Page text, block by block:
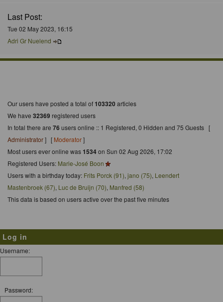
Last Post:
Tue 02 May 2023, 16:15
Adri Gr Nuelend
Our users have posted a total of103320 articles
We have 32369 registered users
In total there are 76 users online :: 1 Registered, 0 Hidden and 75 Guests [
Administrator] [ Moderator]
Most users ever online was1534on Sun 02 Aug 2026, 17:02
Registered Users: Marie-José Boon
Users with a birthday today: Frits Porck (91), jano (75), Leendert
Mastenbroek (67), Luc de Bruijn (70), Manfred (58)
This data is based on users active over the past five minutes
Log in
Username:
Password: